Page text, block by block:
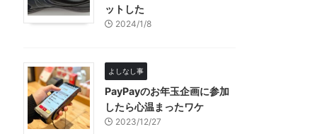
ットした
2024/1/8
よしなし事
PayPayのお年玉企画に参加
したら心温まったワケ
2023/12/27